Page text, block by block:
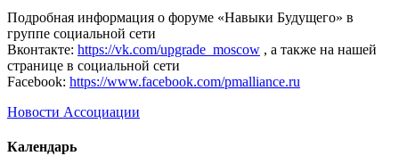
Подробная информация о форуме «Навыки Будущего» в
группе социальной сети
Вконтакте: https://vk.com/upgrade_moscow , а также на нашей
странице в социальной сети
Facebook: https://www.facebook.com/pmalliance.ru
Новости Ассоциации
Календарь